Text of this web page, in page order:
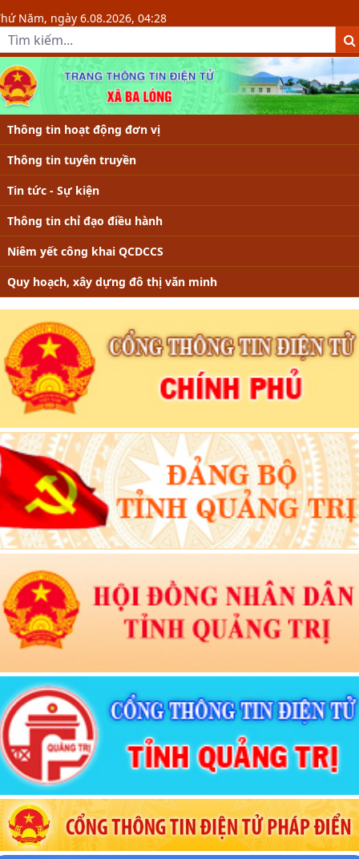
Chi tiết tin - Xã Ba Lòng, tỉnh
Năm, ngày 6.08.2026, 04:28
Thông tin hoạt động đơn vị
Thông tin tuyên truyền
Tin tức - Sự kiện
Thông tin chỉ đạo điều hành
Niêm yết công khai QCDCCS
Quy hoạch, xây dựng đô thị văn minh